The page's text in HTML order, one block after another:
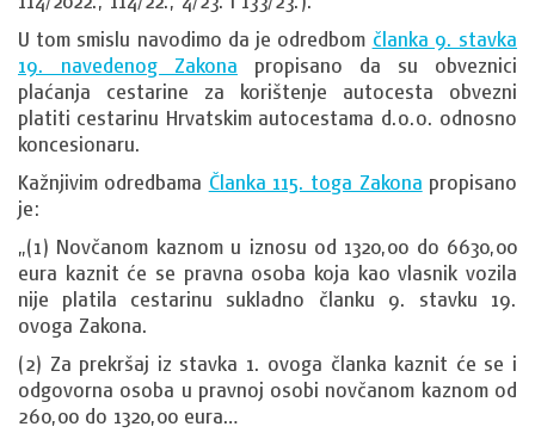
U tom smislu navodimo da je odredbom članka 9. stavka
19. navedenog Zakona propisano da su obveznici
plaćanja cestarine za korištenje autocesta obvezni
platiti cestarinu Hrvatskim autocestama d.o.o. odnosno
koncesionaru.
Kažnjivim odredbama Članka 115. toga Zakona propisano
je:
„(1) Novčanom kaznom u iznosu od 1320,00 do 6630,00
eura kaznit će se pravna osoba koja kao vlasnik vozila
nije platila cestarinu sukladno članku 9. stavku 19.
ovoga Zakona.
(2) Za prekršaj iz stavka 1. ovoga članka kaznit će se i
odgovorna osoba u pravnoj osobi novčanom kaznom od
260,00 do 1320,00 eura…